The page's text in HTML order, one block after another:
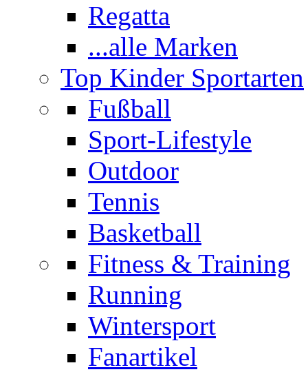
Regatta
...alle Marken
Top Kinder Sportarten
Fußball
Sport-Lifestyle
Outdoor
Tennis
Basketball
Fitness & Training
Running
Wintersport
Fanartikel